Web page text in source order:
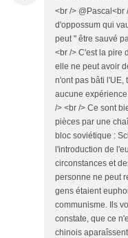
<br /> @Pascal<br
d'oppossum qui
peut " être sauvé
<br /> C'est la pire
elle ne peut avoir
n'ont pas bâti l'UE,
aucune
/> <br /> Ce sont
pièces par une
bloc soviétique :
l'introduction de
circonstances et
personne ne peut
gens étaient
communisme. Ils
constate, que ce
chinois